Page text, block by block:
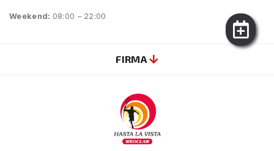
Weekend: 08:00 – 22:00
FIRMA